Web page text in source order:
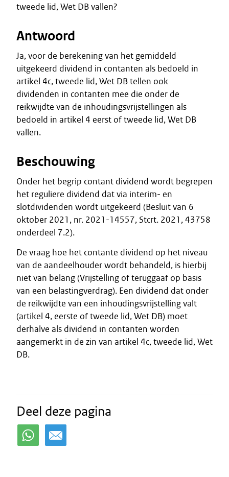
tweede lid, Wet DB vallen?
Antwoord
Ja, voor de berekening van het gemiddeld
uitgekeerd dividend in contanten als bedoeld in
artikel 4c, tweede lid, Wet DB tellen ook
dividenden in contanten mee die onder de
reikwijdte van de inhoudingsvrijstellingen als
bedoeld in artikel 4 eerst of tweede lid, Wet DB
vallen.
Beschouwing
Onder het begrip contant dividend wordt begrepen
het reguliere dividend dat via interim- en
slotdividenden wordt uitgekeerd (Besluit van 6
oktober 2021, nr. 2021-14557, Stcrt. 2021, 43758
onderdeel 7.2).
De vraag hoe het contante dividend op het niveau
van de aandeelhouder wordt behandeld, is hierbij
niet van belang (Vrijstelling of teruggaaf op basis
van een belastingverdrag). Een dividend dat onder
de reikwijdte van een inhoudingsvrijstelling valt
(artikel 4, eerste of tweede lid, Wet DB) moet
derhalve als dividend in contanten worden
aangemerkt in de zin van artikel 4c, tweede lid, Wet
DB.
Deel deze pagina